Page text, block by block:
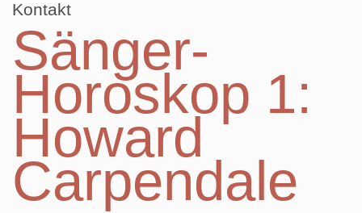
Kontakt
Sänger-
Horoskop 1:
Howard
Carpendale